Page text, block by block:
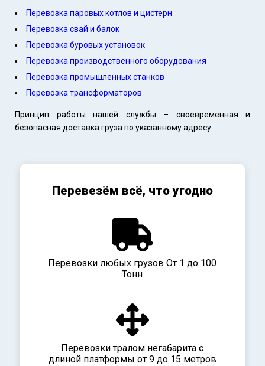
Перевозка паровых котлов и цистерн
Перевозка свай и балок
Перевозка буровых установок
Перевозка производственного оборудования
Перевозка промышленных станков
Перевозка трансформаторов
Принцип работы нашей службы – своевременная и
безопасная доставка груза по указанному адресу.
Перевезём всё, что угодно
Перевозки любых грузов От 1 до 100
Тонн
Перевозки тралом негабарита с
длиной платформы от 9 до 15 метров